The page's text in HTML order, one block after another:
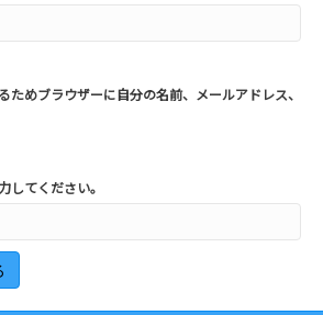
ためブラウザーに自分の名前、メールアドレス、
してください。